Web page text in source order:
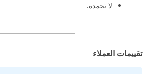
لا تجمده.
تقييمات العملاء